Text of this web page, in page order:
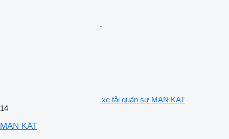
xe tải quân sự MAN KAT
14
MAN KAT